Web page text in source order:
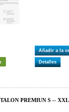
Añadir a la
Detalles
PREMIUN S -- XXL